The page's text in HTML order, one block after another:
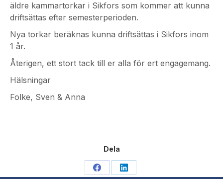
äldre kammartorkar i Sikfors som kommer att kunna
driftsättas efter semesterperioden.
Nya torkar beräknas kunna driftsättas i Sikfors inom
1 år.
Återigen, ett stort tack till er alla för ert engagemang.
Hälsningar
Folke, Sven & Anna
Dela
Dela Dela